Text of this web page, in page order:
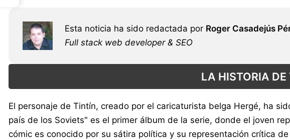
Esta noticia ha sido redactada por Roger Casadejús
Full stack web developer & SEO
LA HISTORIA DE
El personaje de Tintín, creado por el caricaturista belga Hergé, ha
país de los Soviets" es el primer álbum de la serie, donde el joven
cómic es conocido por su sátira política y su representación crítica